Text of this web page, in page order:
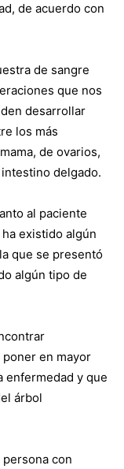
de acuerdo con
de sangre
que nos
desarrollar
los más
de ovarios,
delgado.
al paciente
existido algún
que se presentó
algún tipo de
en mayor
enfermedad y que
árbol
con